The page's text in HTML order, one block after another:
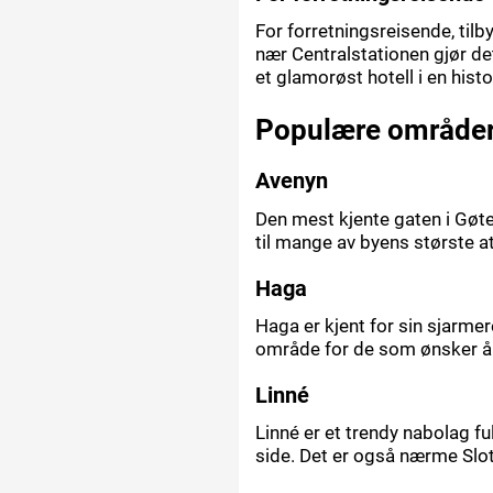
For forretningsreisende,
nær Centralstationen gjør
et glamorøst hotell i en
Populære
Avenyn
Den mest kjente gaten i
til mange av byens største
Haga
Haga er kjent for sin
område for de som ønsker
Linné
Linné er et trendy nabolag
side. Det er også nærme